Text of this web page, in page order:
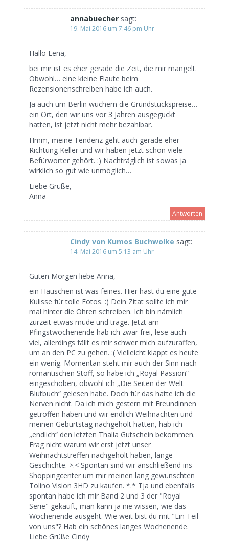
annabuecher sagt:
19. Mai 2016 um 7:46 pm Uhr
Hallo Lena,
bei mir ist es eher gerade die Zeit, die mir mangelt.
Obwohl… eine kleine Flaute beim
Rezensionenschreiben habe ich auch.
Ja auch um Berlin wuchern die Grundstückspreise…
ein Ort, den wir uns vor 3 Jahren ausgeguckt
hatten, ist jetzt nicht mehr bezahlbar.
Hmm, meine Tendenz geht auch gerade eher
Richtung Keller und wir haben jetzt schon viele
Befürworter gehört. :) Nachträglich ist sowas ja
wirklich so gut wie unmöglich…
Liebe Grüße,
Anna
Antworten
Cindy von Kumos Buchwolke sagt:
14. Mai 2016 um 5:13 am Uhr
Guten Morgen liebe Anna,
ein Häuschen ist was feines. Hier hast du eine gute
Kulisse für tolle Fotos. :) Dein Zitat sollte ich mir
mal hinter die Ohren schreiben. Ich bin nämlich
zurzeit etwas müde und träge. Jetzt am
Pfingstwochenende hab ich zwar frei, lese auch
viel, allerdings fällt es mir schwer mich aufzuraffen,
um an den PC zu gehen. :( Vielleicht klappt es heute
ein wenig. Momentan steht mir auch der Sinn nach
romantischen Stoff, so habe ich „Royal Passion“
eingeschoben, obwohl ich „Die Seiten der Welt
Blutbuch“ gelesen habe. Doch für das hatte ich die
Nerven nicht. Da ich mich gestern mit Freundinnen
getroffen haben und wir endlich Weihnachten und
meinen Geburtstag nachgeholt hatten, hab ich
„endlich“ den letzten Thalia Gutschein bekommen.
Frag nicht warum wir erst jetzt unser
Weihnachtstreffen nachgeholt haben, lange
Geschichte. >.< Spontan sind wir anschließend ins
Shoppingcenter um mir meinen lang gewünschten
Tolino Vision 3HD zu kaufen. *.* Tja und ebenfalls
spontan habe ich mir Band 2 und 3 der "Royal
Serie" gekauft, man kann ja nie wissen, wie das
Wochenende ausgeht. Wie weit bist du mit "Ein Teil
von uns"? Hab ein schönes langes Wochenende.
Liebe Grüße Cindy